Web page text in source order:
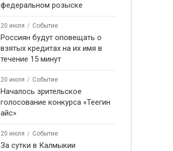
федеральном розыске
20 июля Событие
Россиян будут оповещать о
взятых кредитах на их имя в
течение 15 минут
20 июля Событие
Началось зрительское
голосование конкурса «Теегин
айс»
20 июля Событие
За сутки в Калмыкии